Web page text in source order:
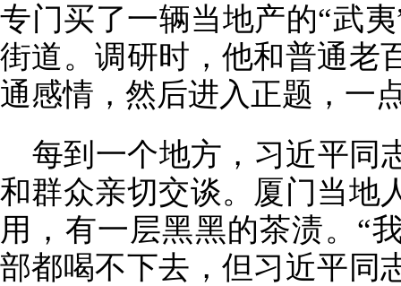
专门买了一辆当地产的“武
街道。调研时，他和普通老
通感情，然后进入正题，一
每到一个地方，习近平同
和群众亲切交谈。厦门当地
用，有一层黑黑的茶渍。“
部都喝不下去，但习近平同